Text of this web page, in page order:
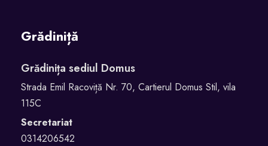
Grădiniță
Grădinița sediul Domus
Strada Emil Racoviță Nr. 70, Cartierul Domus Stil, vila
115C
Secretariat
0314206542